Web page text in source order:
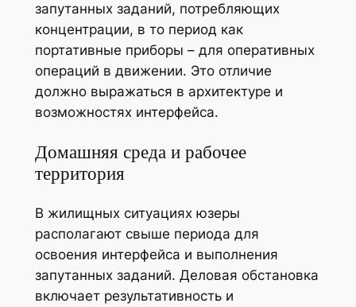
запутанных заданий, потребляющих
концентрации, в то период как
портативные приборы – для оперативных
операций в движении. Это отличие
должно выражаться в архитектуре и
возможностях интерфейса.
Домашняя среда и рабочее
территория
В жилищных ситуациях юзеры
располагают свыше периода для
освоения интерфейса и выполнения
запутанных заданий. Деловая обстановка
включает результативность и